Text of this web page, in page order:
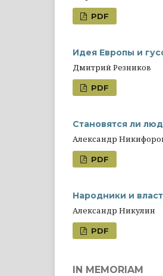
PDF
Идея Европы и
Дмитрий Резников
PDF
Становятся ли
Александр
PDF
Народники и
Александр Никулин
PDF
IN MEMORIAM